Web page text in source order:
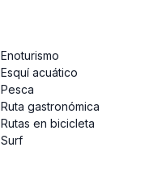
Enoturismo
Esquí acuático
Pesca
Ruta gastronómica
Rutas en bicicleta
Surf